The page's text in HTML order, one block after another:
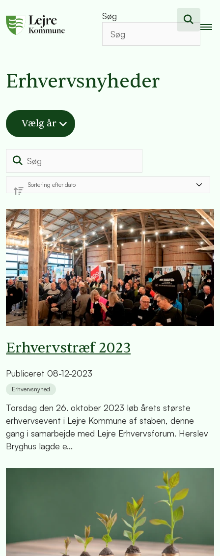
Søg
Erhvervsnyheder
Vælg år
Erhvervstræf 2023
Publiceret 08-12-2023
Erhvervsnyhed
Torsdag den 26. oktober 2023 løb årets største
erhvervsevent i Lejre Kommune af staben, denne
gang i samarbejde med Lejre Erhvervsforum. Herslev
Bryghus lagde e...